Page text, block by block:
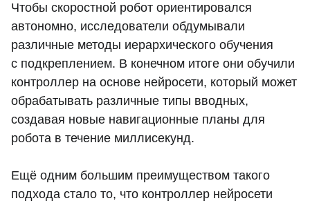
Чтобы скоростной робот ориентировался
автономно, исследователи обдумывали
различные методы иерархического обучения
с подкреплением. В конечном итоге они обучили
контроллер на основе нейросети, который может
обрабатывать различные типы вводных,
создавая новые навигационные планы для
робота в течение миллисекунд.
Ещё одним большим преимуществом такого
подхода стало то, что контроллер нейросети